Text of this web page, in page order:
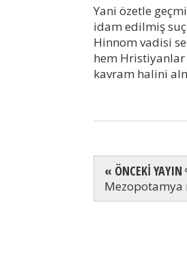
Yani özetle
idam edilmiş
Hinnom vadisi
hem
kavram halini
« ÖNCEKİ YAYIN